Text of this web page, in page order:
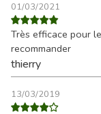
01/03/2021
Très efficace pour
recommander
thierry
13/03/2019